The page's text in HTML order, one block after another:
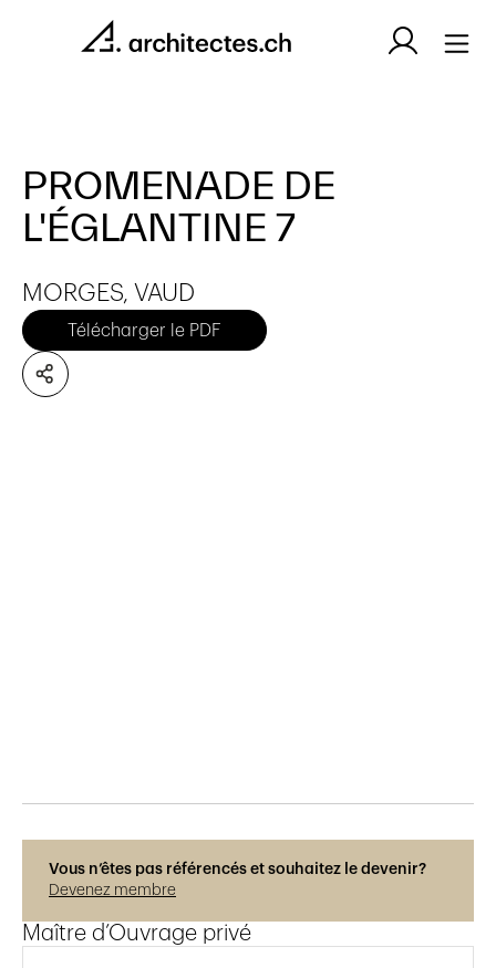
PROMENADE DE
L'ÉGLANTINE 7
MORGES, VAUD
Télécharger le PDF
Vous n’êtes pas référencés et souhaitez le devenir?
Devenez membre
Maître d’Ouvrage privé